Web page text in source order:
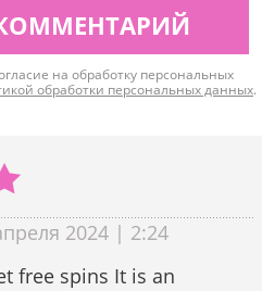
на обработку персональных
обработки персональных данных.
2024 | 2:24
free spins It is an